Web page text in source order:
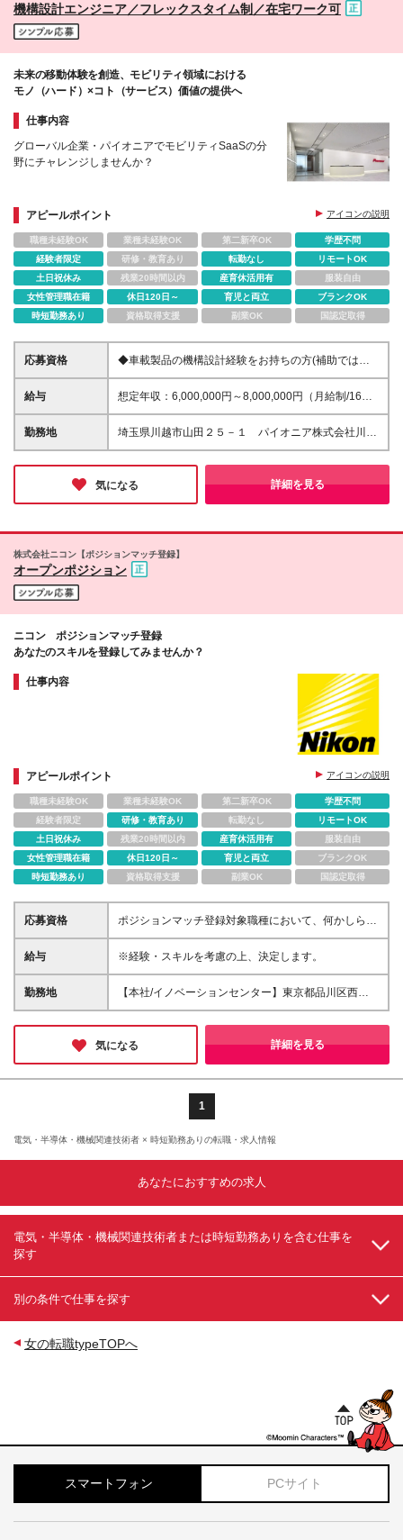
霞が関1-4-2 大同生命霞が関ビル3階 【名古屋支
当社関連勤務地 ※関西本社
機構設計エンジニア／フレックスタイム制／在宅ワーク可
未来の移動体験を創造、モビリティ領域における
モノ（ハード）×コト（サービス）価値の提供へ
仕事内容
グローバル企業・パイオニアでモビリティSaaSの分
野にチャレンジしませんか？
アピールポイント アイコンの説明
職種未経験OK 業種未経験OK 第二新卒OK
学歴不問
経験者限定
研修・教育あり 転勤なし
リモートOK
土日祝休み
残業20時間以内 産育休活用有
服装自由
女性管理職在籍
休日120日～ 育児と両立
ブランクOK
時短勤務あり
資格取得支援 副業OK 国認定取得
応募資格
◆車載製品の機構設計経験をお持ちの方(補助ではな
く主担当として) 目安年数5年以上 ◆CATIA V5によ
る設計経験をお持ちの方(サーフェスを含むモデリン
験をお持ちの方 ◆カーメーカー、社内関連部門、各
サプライヤとの折衝業務を経験されている方 ◆学歴
給与
想定年収：6,000,000円～8,000,000円（月給制/16分
割した金額を毎月支給） ※前職年収、ご年齢、ご経験
を考慮の上決定します ※残業代は別途支給します ※正
勤務地
埼玉県川越市山田２５－１ パイオニア株式会社川越
事業所 ※就業場所の変更範囲：会社の定める場所
気になる 詳細を見る
株式会社ニコン【ポジションマッチ登録】
オープンポジション
ニコン ポジションマッチ登録
あなたのスキルを登録してみませんか？
仕事内容
アピールポイント アイコンの説明
職種未経験OK 業種未経験OK 第二新卒OK
学歴不問
経験者限定
研修・教育あり 転勤なし
リモートOK
土日祝休み
残業20時間以内 産育休活用有
服装自由
女性管理職在籍
休日120日～ 育児と両立
ブランクOK
時短勤務あり
資格取得支援 副業OK 国認定取得
応募資格
ポジションマッチ登録対象職種において、何かしらの
知識・経験を有する方 【活かせる経験・スキル】 ポ
ジションマッチ登録対象職種に関連する知識・経験 ※
活かせる可能性があります。
給与 ※経験・スキルを考慮の上、決定します。
勤務地
【本社/イノベーションセンター】東京都品川区西大
井1-5-20 ※配属や職種により勤務地が異なる場合がご
ざいます。 詳細はこちら：
https://www.jp.nikon.com/company/corporate/data/
気になる 詳細を見る
1
電気・半導体・機械関連技術者 × 時短勤務ありの転職・求人情報
あなたにおすすめの求人
電気・半導体・機械関連技術者または時短勤務ありを含む仕事を
探す
別の条件で仕事を探す
女の転職typeTOPへ
スマートフォン PCサイト